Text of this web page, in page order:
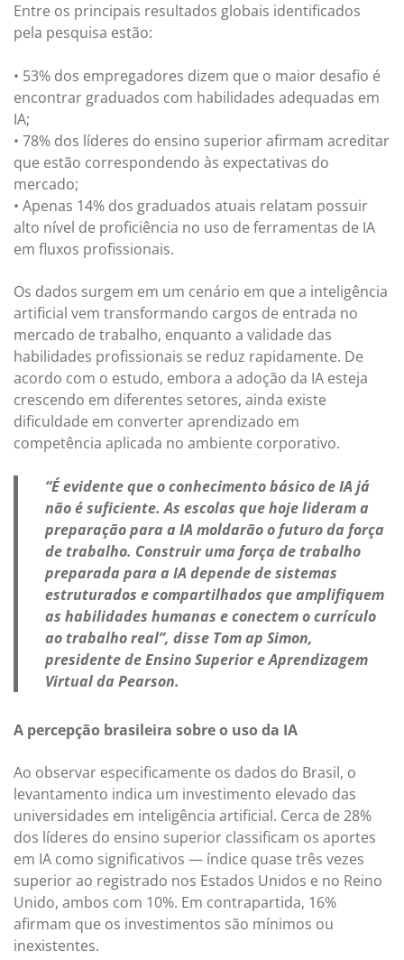
Entre os principais resultados globais identificados
pela pesquisa estão:
• 53% dos empregadores dizem que o maior desafio é
encontrar graduados com habilidades adequadas em
IA;
• 78% dos líderes do ensino superior afirmam acreditar
que estão correspondendo às expectativas do
mercado;
• Apenas 14% dos graduados atuais relatam possuir
alto nível de proficiência no uso de ferramentas de IA
em fluxos profissionais.
Os dados surgem em um cenário em que a inteligência
artificial vem transformando cargos de entrada no
mercado de trabalho, enquanto a validade das
habilidades profissionais se reduz rapidamente. De
acordo com o estudo, embora a adoção da IA esteja
crescendo em diferentes setores, ainda existe
dificuldade em converter aprendizado em
competência aplicada no ambiente corporativo.
“É evidente que o conhecimento básico de IA já
não é suficiente. As escolas que hoje lideram a
preparação para a IA moldarão o futuro da força
de trabalho. Construir uma força de trabalho
preparada para a IA depende de sistemas
estruturados e compartilhados que amplifiquem
as habilidades humanas e conectem o currículo
ao trabalho real”, disse Tom ap Simon,
presidente de Ensino Superior e Aprendizagem
Virtual da Pearson.
A percepção brasileira sobre o uso da IA
Ao observar especificamente os dados do Brasil, o
levantamento indica um investimento elevado das
universidades em inteligência artificial. Cerca de 28%
dos líderes do ensino superior classificam os aportes
em IA como significativos — índice quase três vezes
superior ao registrado nos Estados Unidos e no Reino
Unido, ambos com 10%. Em contrapartida, 16%
afirmam que os investimentos são mínimos ou
inexistentes.